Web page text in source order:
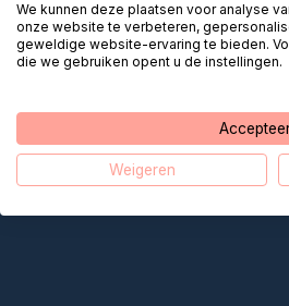
We kunnen deze plaatsen voor analyse
onze website te verbeteren,
geweldige website-ervaring te bieden.
die we gebruiken opent u de instellingen.
Weigeren